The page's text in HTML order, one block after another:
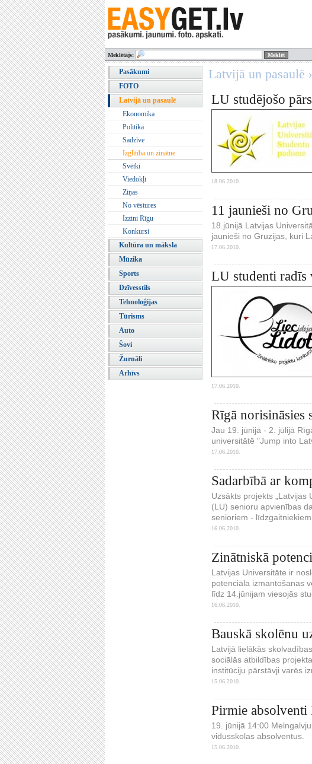
Meklētājs:
Pasākumi
FOTO
Latvijā un pasaulē
Ekonomika
Politika
Sadzīve
Izglītība un zinātne
Svētki
Viedokļi
Ziņas
No vēstures
Izzini Rīgu
Konkursi
Kultūra un māksla
Mūzika
Sports
Dzīvesstils
Tehnoloģijas
Tūrisms
Auto
Šovi
Žurnāli
Arhīvs
Latvijā un pasaulē
LU studējošo
18.06.2010.
11 jaunieši no
18.jūnijā Latvijas
jaunieši no Gruzijas, kuri
17.06.2010.
LU studenti radīs
17.06.2010.
Rīgā norisināsies
Jau 19. jūnijā - 2. jūlijā
universitātē "Jump into
17.06.2010.
Sadarbībā ar
Uzsākts projekts
(LU) senioru apvienības
senioriem - līdzgaitniekiem.
16.06.2010.
Zinātniskā
Latvijas Universitāte ir
potenciāla izmantošanas
līdz 14.jūnijam viesojās
16.06.2010.
Bauskā skolēnu
Latvijā lielākās
sociālās atbildības
institūciju pārstāvji varēs
15.06.2010.
Pirmie absolventi
19. jūnijā 14:00
vidusskolas absolventus.
15.06.2010.